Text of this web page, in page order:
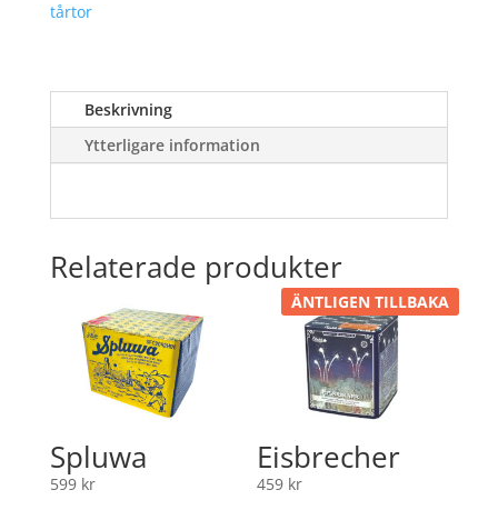
tårtor
Beskrivning
Ytterligare information
Relaterade produkter
Spluwa
599 kr
ÄNTLIGEN TILLBAKA
Eisbrecher
459 kr